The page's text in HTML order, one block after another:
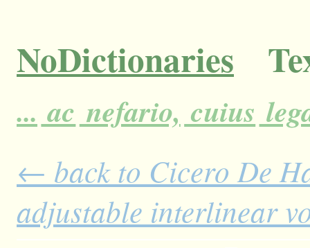
NoDictionaries
... ac nefario, cuius
← back to Cicero De
adjustable interlinear